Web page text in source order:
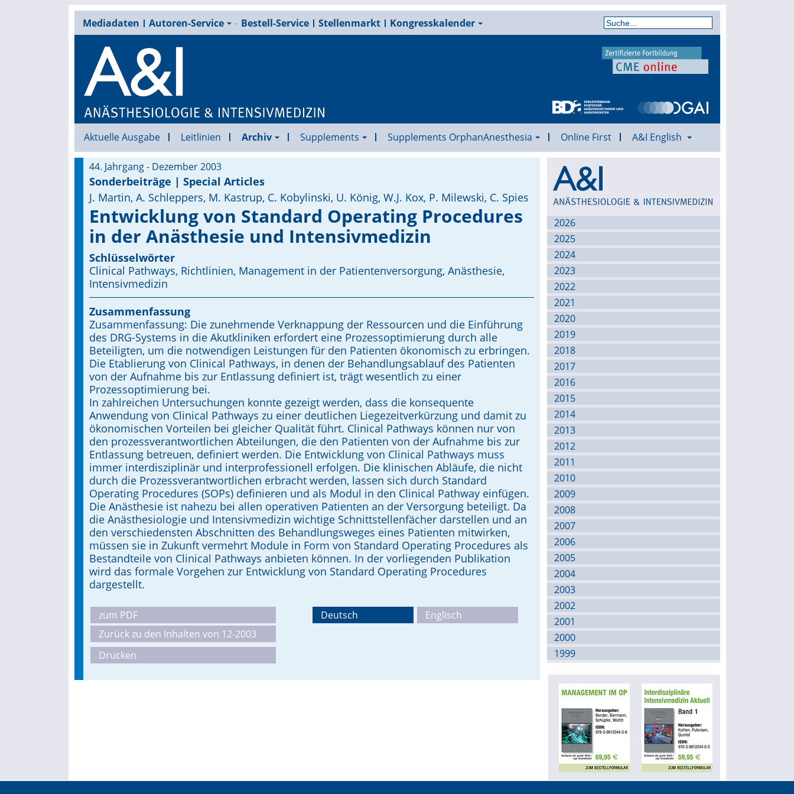
Mediadaten Autoren-Service Bestell-Service Stellenmarkt Kongresskalender
Aktuelle Ausgabe Leitlinien Archiv Supplements Supplements OrphanAnesthesia Online First A&I English
44. Jahrgang - Dezember 2003
Sonderbeiträge | Special Articles
J. Martin, A. Schleppers, M. Kastrup, C. Kobylinski, U. König, W.J. Kox, P. Milewski, C. Spies
Entwicklung von Standard Operating Procedures
in der Anästhesie und Intensivmedizin
Schlüsselwörter
Clinical Pathways, Richtlinien, Management in der Patientenversorgung, Anästhesie,
Intensivmedizin
Zusammenfassung
Zusammenfassung: Die zunehmende Verknappung der Ressourcen und die Einführung
des DRG-Systems in die Akutkliniken erfordert eine Prozessoptimierung durch alle
Beteiligten, um die notwendigen Leistungen für den Patienten ökonomisch zu erbringen.
Die Etablierung von Clinical Pathways, in denen der Behandlungsablauf des Patienten
von der Aufnahme bis zur Entlassung definiert ist, trägt wesentlich zu einer
Prozessoptimierung bei.
In zahlreichen Untersuchungen konnte gezeigt werden, dass die konsequente
Anwendung von Clinical Pathways zu einer deutlichen Liegezeitverkürzung und damit zu
ökonomischen Vorteilen bei gleicher Qualität führt. Clinical Pathways können nur von
den prozessverantwortlichen Abteilungen, die den Patienten von der Aufnahme bis zur
Entlassung betreuen, definiert werden. Die Entwicklung von Clinical Pathways muss
immer interdisziplinär und interprofessionell erfolgen. Die klinischen Abläufe, die nicht
durch die Prozessverantwortlichen erbracht werden, lassen sich durch Standard
Operating Procedures (SOPs) definieren und als Modul in den Clinical Pathway einfügen.
Die Anästhesie ist nahezu bei allen operativen Patienten an der Versorgung beteiligt. Da
die Anästhesiologie und Intensivmedizin wichtige Schnittstellenfächer darstellen und an
den verschiedensten Abschnitten des Behandlungsweges eines Patienten mitwirken,
müssen sie in Zukunft vermehrt Module in Form von Standard Operating Procedures als
Bestandteile von Clinical Pathways anbieten können. In der vorliegenden Publikation
wird das formale Vorgehen zur Entwicklung von Standard Operating Procedures
dargestellt.
zum PDF
Zurück zu den Inhalten von 12-2003
Drucken
Deutsch Englisch
Archiv
2026
2025
2024
2023
2022
2021
2020
2019
2018
2017
2016
2015
2014
2013
2012
2011
2010
2009
2008
2007
2006
2005
2004
2003
2002
2001
2000
1999